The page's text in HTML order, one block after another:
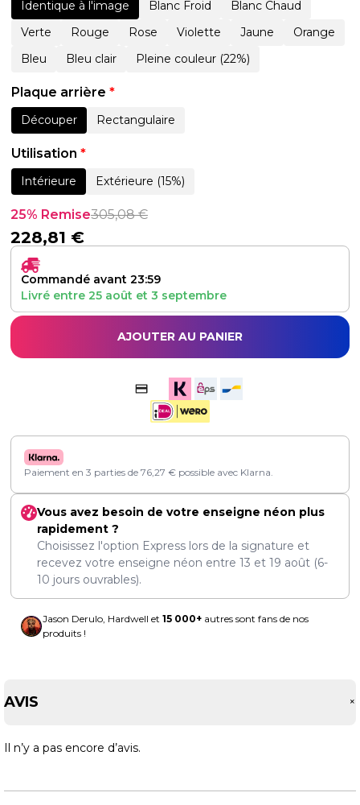
Identique à l'image Blanc Froid
Blanc Chaud
Verte
Rouge Rose Violette Jaune
Orange
Bleu
Bleu clair Pleine couleur (22%)
Plaque arrière *
Découper Rectangulaire
Utilisation *
Intérieure Extérieure (15%)
25% Remise305,08€
228,81 €
Commandé avant 23:59
Livré entre 25 août et 3 septembre
AJOUTER AU PANIER
Paiement en 3 parties de 76,27 € possible avec Klarna.
Vous avez besoin de votre enseigne néon plus
rapidement ?
Choisissez l'option Express lors de la signature et
recevez votre enseigne néon entre 13 et 19 août (6-
10 jours ouvrables).
Jason Derulo, Hardwell et 15 000+ autres sont fans de nos
produits !
AVIS +
Il n’y a pas encore d’avis.